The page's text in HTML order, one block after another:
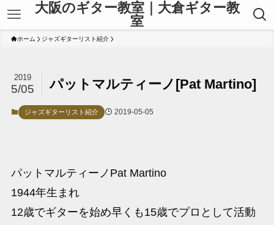
大阪のギター教室｜大倉ギター教
室
ホーム ジャズギターリスト紹介
パットマルティーノ[Pat Martino]
2019
5/05
ジャズギターリスト紹介 2019-05-05
パットマルティーノPat Martino
1944年生まれ
12歳でギターを始め早くも15歳でプロとして活動